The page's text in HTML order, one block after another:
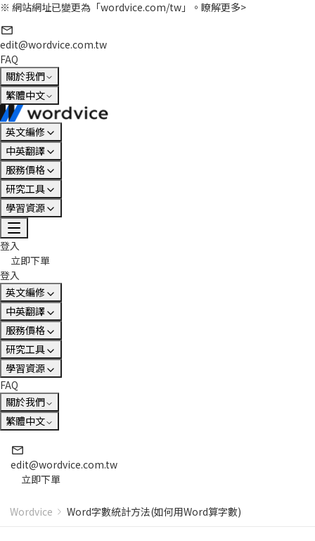
※ 網站網址已變更為「wordvice.com/tw」。 瞭解更多>
edit@wordvice.com.tw
FAQ
關於我們
繁體中文
英文編修
中英翻譯
服務價格
研究工具
學習資源
登入
立即下單
登入
英文編修
中英翻譯
服務價格
研究工具
學習資源
FAQ
關於我們
繁體中文
edit@wordvice.com.tw
立即下單
Wordvice Word字數統計方法(如何用Word算字數)